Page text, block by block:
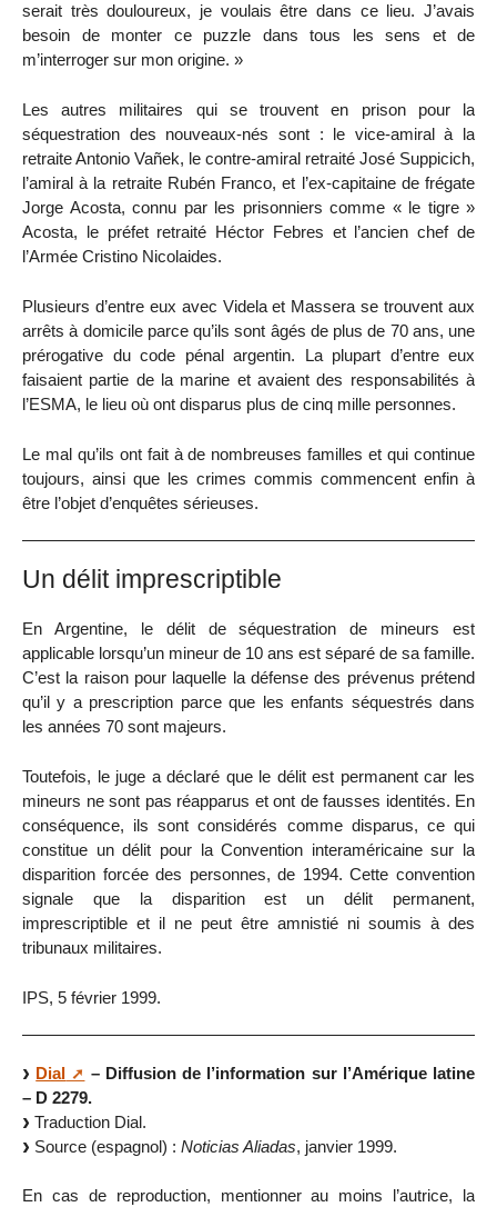
serait très douloureux, je voulais être dans ce lieu. J’avais
besoin de monter ce puzzle dans tous les sens et de
m’interroger sur mon origine. »
Les autres militaires qui se trouvent en prison pour la
séquestration des nouveaux-nés sont : le vice-amiral à la
retraite Antonio Vañek, le contre-amiral retraité José Suppicich,
l’amiral à la retraite Rubén Franco, et l’ex-capitaine de frégate
Jorge Acosta, connu par les prisonniers comme « le tigre »
Acosta, le préfet retraité Héctor Febres et l’ancien chef de
l’Armée Cristino Nicolaides.
Plusieurs d’entre eux avec Videla et Massera se trouvent aux
arrêts à domicile parce qu’ils sont âgés de plus de 70 ans, une
prérogative du code pénal argentin. La plupart d’entre eux
faisaient partie de la marine et avaient des responsabilités à
l’ESMA, le lieu où ont disparus plus de cinq mille personnes.
Le mal qu’ils ont fait à de nombreuses familles et qui continue
toujours, ainsi que les crimes commis commencent enfin à
être l’objet d’enquêtes sérieuses.
Un délit imprescriptible
En Argentine, le délit de séquestration de mineurs est
applicable lorsqu’un mineur de 10 ans est séparé de sa famille.
C’est la raison pour laquelle la défense des prévenus prétend
qu’il y a prescription parce que les enfants séquestrés dans
les années 70 sont majeurs.
Toutefois, le juge a déclaré que le délit est permanent car les
mineurs ne sont pas réapparus et ont de fausses identités. En
conséquence, ils sont considérés comme disparus, ce qui
constitue un délit pour la Convention interaméricaine sur la
disparition forcée des personnes, de 1994. Cette convention
signale que la disparition est un délit permanent,
imprescriptible et il ne peut être amnistié ni soumis à des
tribunaux militaires.
IPS, 5 février 1999.
Dial
– Diffusion de l’information sur l’Amérique latine
– D 2279.
Traduction Dial.
Source (espagnol) : Noticias Aliadas, janvier 1999.
En cas de reproduction, mentionner au moins l’autrice, la